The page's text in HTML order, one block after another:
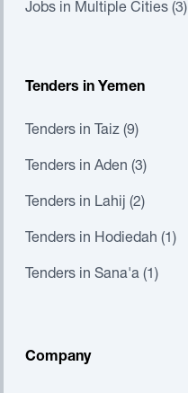
Jobs in Multiple Cities (3)
Tenders in Yemen
Tenders in Taiz (9)
Tenders in Aden (3)
Tenders in Lahij (2)
Tenders in Hodiedah (1)
Tenders in Sana'a (1)
Company